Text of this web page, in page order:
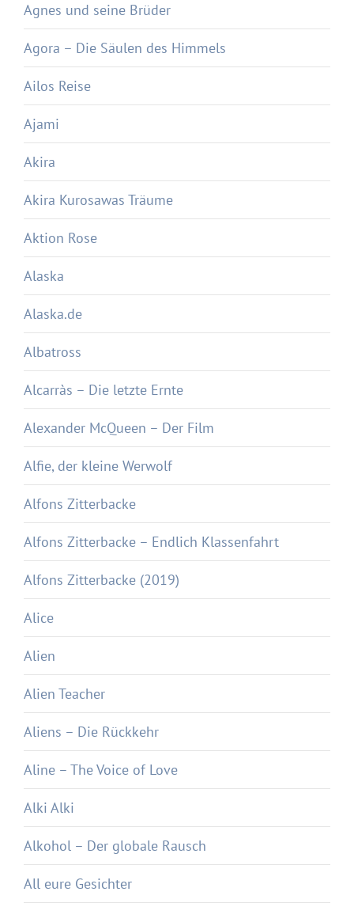
Agnes und seine Brüder
Agora – Die Säulen des Himmels
Ailos Reise
Ajami
Akira
Akira Kurosawas Träume
Aktion Rose
Alaska
Alaska.de
Albatross
Alcarràs – Die letzte Ernte
Alexander McQueen – Der Film
Alfie, der kleine Werwolf
Alfons Zitterbacke
Alfons Zitterbacke – Endlich Klassenfahrt
Alfons Zitterbacke (2019)
Alice
Alien
Alien Teacher
Aliens – Die Rückkehr
Aline – The Voice of Love
Alki Alki
Alkohol – Der globale Rausch
All eure Gesichter